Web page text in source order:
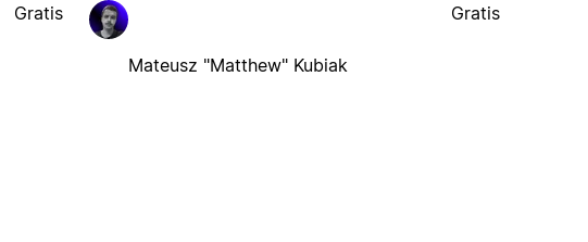
Gratis
Mateusz "Matthew" Kubiak
Gratis